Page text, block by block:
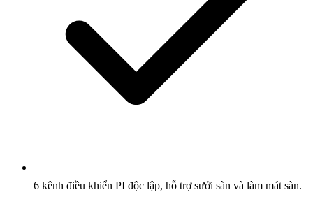
6 kênh điều khiển PI độc lập, hỗ trợ sưởi sàn và làm mát sàn.